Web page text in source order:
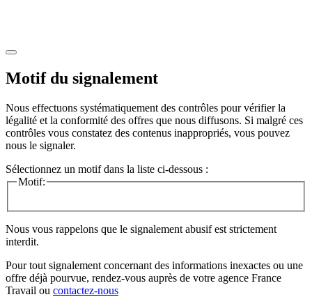
Motif du signalement
Nous effectuons systématiquement des contrôles pour vérifier la
légalité et la conformité des offres que nous diffusons. Si malgré ces
contrôles vous constatez des contenus inappropriés, vous pouvez
nous le signaler.
Sélectionnez un motif dans la liste ci-dessous :
Motif:
Nous vous rappelons que le signalement abusif est strictement
interdit.
Pour tout signalement concernant des informations inexactes ou une
offre déjà pourvue, rendez-vous auprès de votre agence France
Travail ou contactez-nous